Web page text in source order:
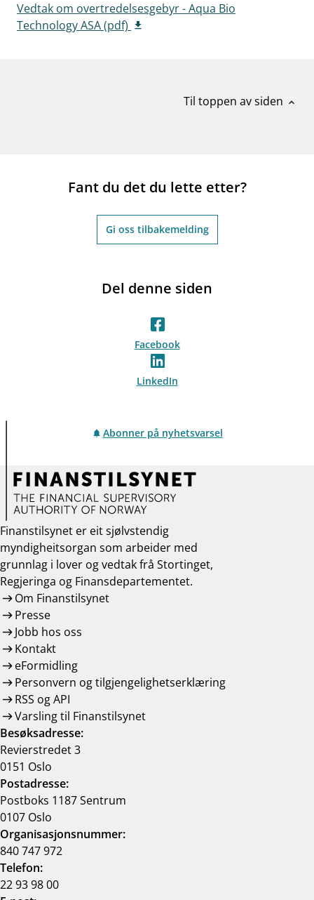
Vedtak om overtredelsesgebyr - Aqua Bio
Technology ASA (pdf)
Til toppen av siden expand_less
Fant du det du lette etter?
Gi oss tilbakemelding
Del denne siden
Facebook
LinkedIn
Abonner på nyhetsvarsel
Finanstilsynet er eit sjølvstendig
myndigheitsorgan som arbeider med
grunnlag i lover og vedtak frå Stortinget,
Regjeringa og Finansdepartementet.
Om Finanstilsynet
Presse
Jobb hos oss
Kontakt
eFormidling
Personvern og tilgjengelighetserklæring
RSS og API
Varsling til Finanstilsynet
Besøksadresse:
Revierstredet 3
0151 Oslo
Postadresse:
Postboks 1187 Sentrum
0107 Oslo
Organisasjonsnummer:
840 747 972
Telefon:
22 93 98 00